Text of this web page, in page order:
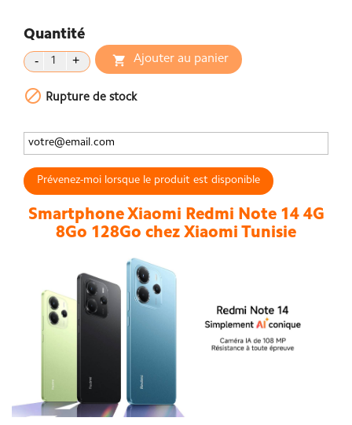
Quantité
 Ajouter au panier
 Rupture de stock
Prévenez-moi lorsque le produit est disponible
Smartphone Xiaomi Redmi Note 14 4G
8Go 128Go chez Xiaomi Tunisie